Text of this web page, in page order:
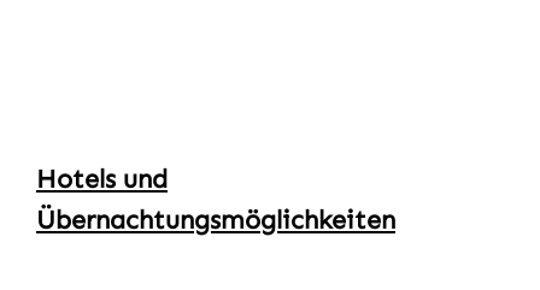
Hundespielwiese mit auf dem Gelände
Hotels und
Übernachtungsmöglichkeiten